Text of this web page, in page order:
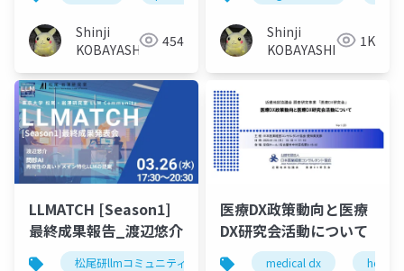
Shinji
KOBAYASHI
454
Shinji
KOBAYASHI
1K
LLMATCH [Season1]
最終成果報告_渡辺悠介
松尾研llmコミュニティ llmatch 医療
医療DX政策動向と医療
DX研究会活動について
medical dx health